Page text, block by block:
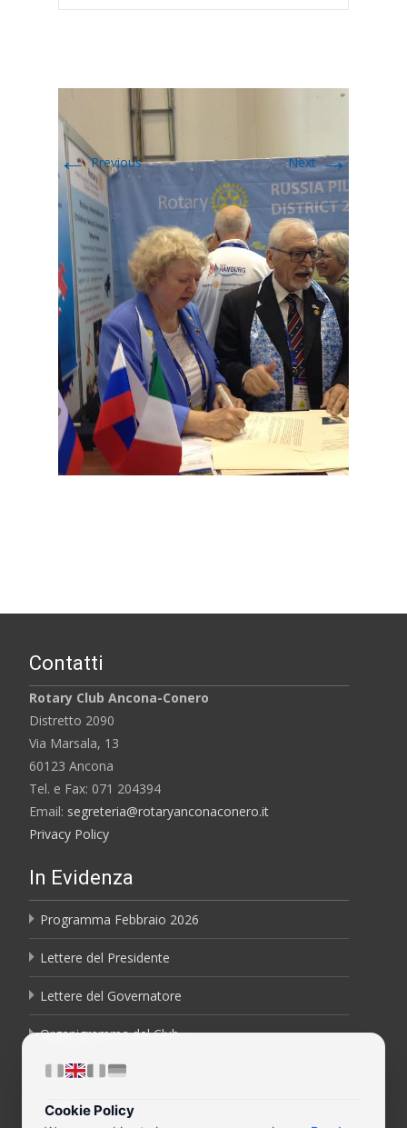
←Previous Next→
Contatti
Rotary Club Ancona-Conero
Distretto 2090
Via Marsala, 13
60123 Ancona
Tel. e Fax: 071 204394
Email: segreteria@rotaryanconaconero.it
Privacy Policy
In Evidenza
Programma Febbraio 2026
Lettere del Presidente
Lettere del Governatore
Organigramma del Club
Bollettini
Contatti
Cookie Policy